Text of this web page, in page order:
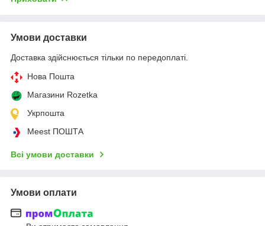
Умови доставки
Доставка здійснюється тільки по передоплаті.
Нова Пошта
Магазини Rozetka
Укрпошта
Meest ПОШТА
Всі умови доставки
Умови оплати